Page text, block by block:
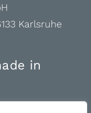
Karlsruhe
in